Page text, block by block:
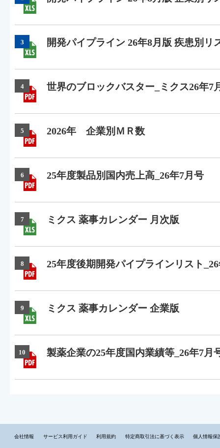
3 開発パイプライン 26年8月版 疾患別リ
4 世界のブロックバスター_ミクス26年7
5 2026年 企業別ＭＲ数
6 25年度製品別国内売上高_26年7月号
7 ミクス 薬事カレンダー 月次版
8 25年度後期開発パイプラインリスト
9 ミクス 薬事カレンダー 企業版
10 製薬企業の25年度国内業績等_26年7月
会社情報 サービス利用ガイド 利用規約 特定商取引法に基づく表示 個人情報保